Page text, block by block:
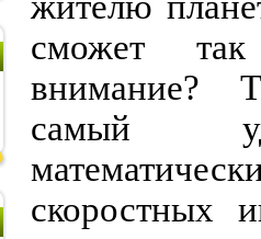
сможет
внимание?
самый